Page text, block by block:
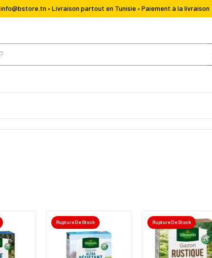
info@bstore.tn • Livraison partout en Tunisie • Paiement à la livraison
Rupture De Stock Rupture De Stock